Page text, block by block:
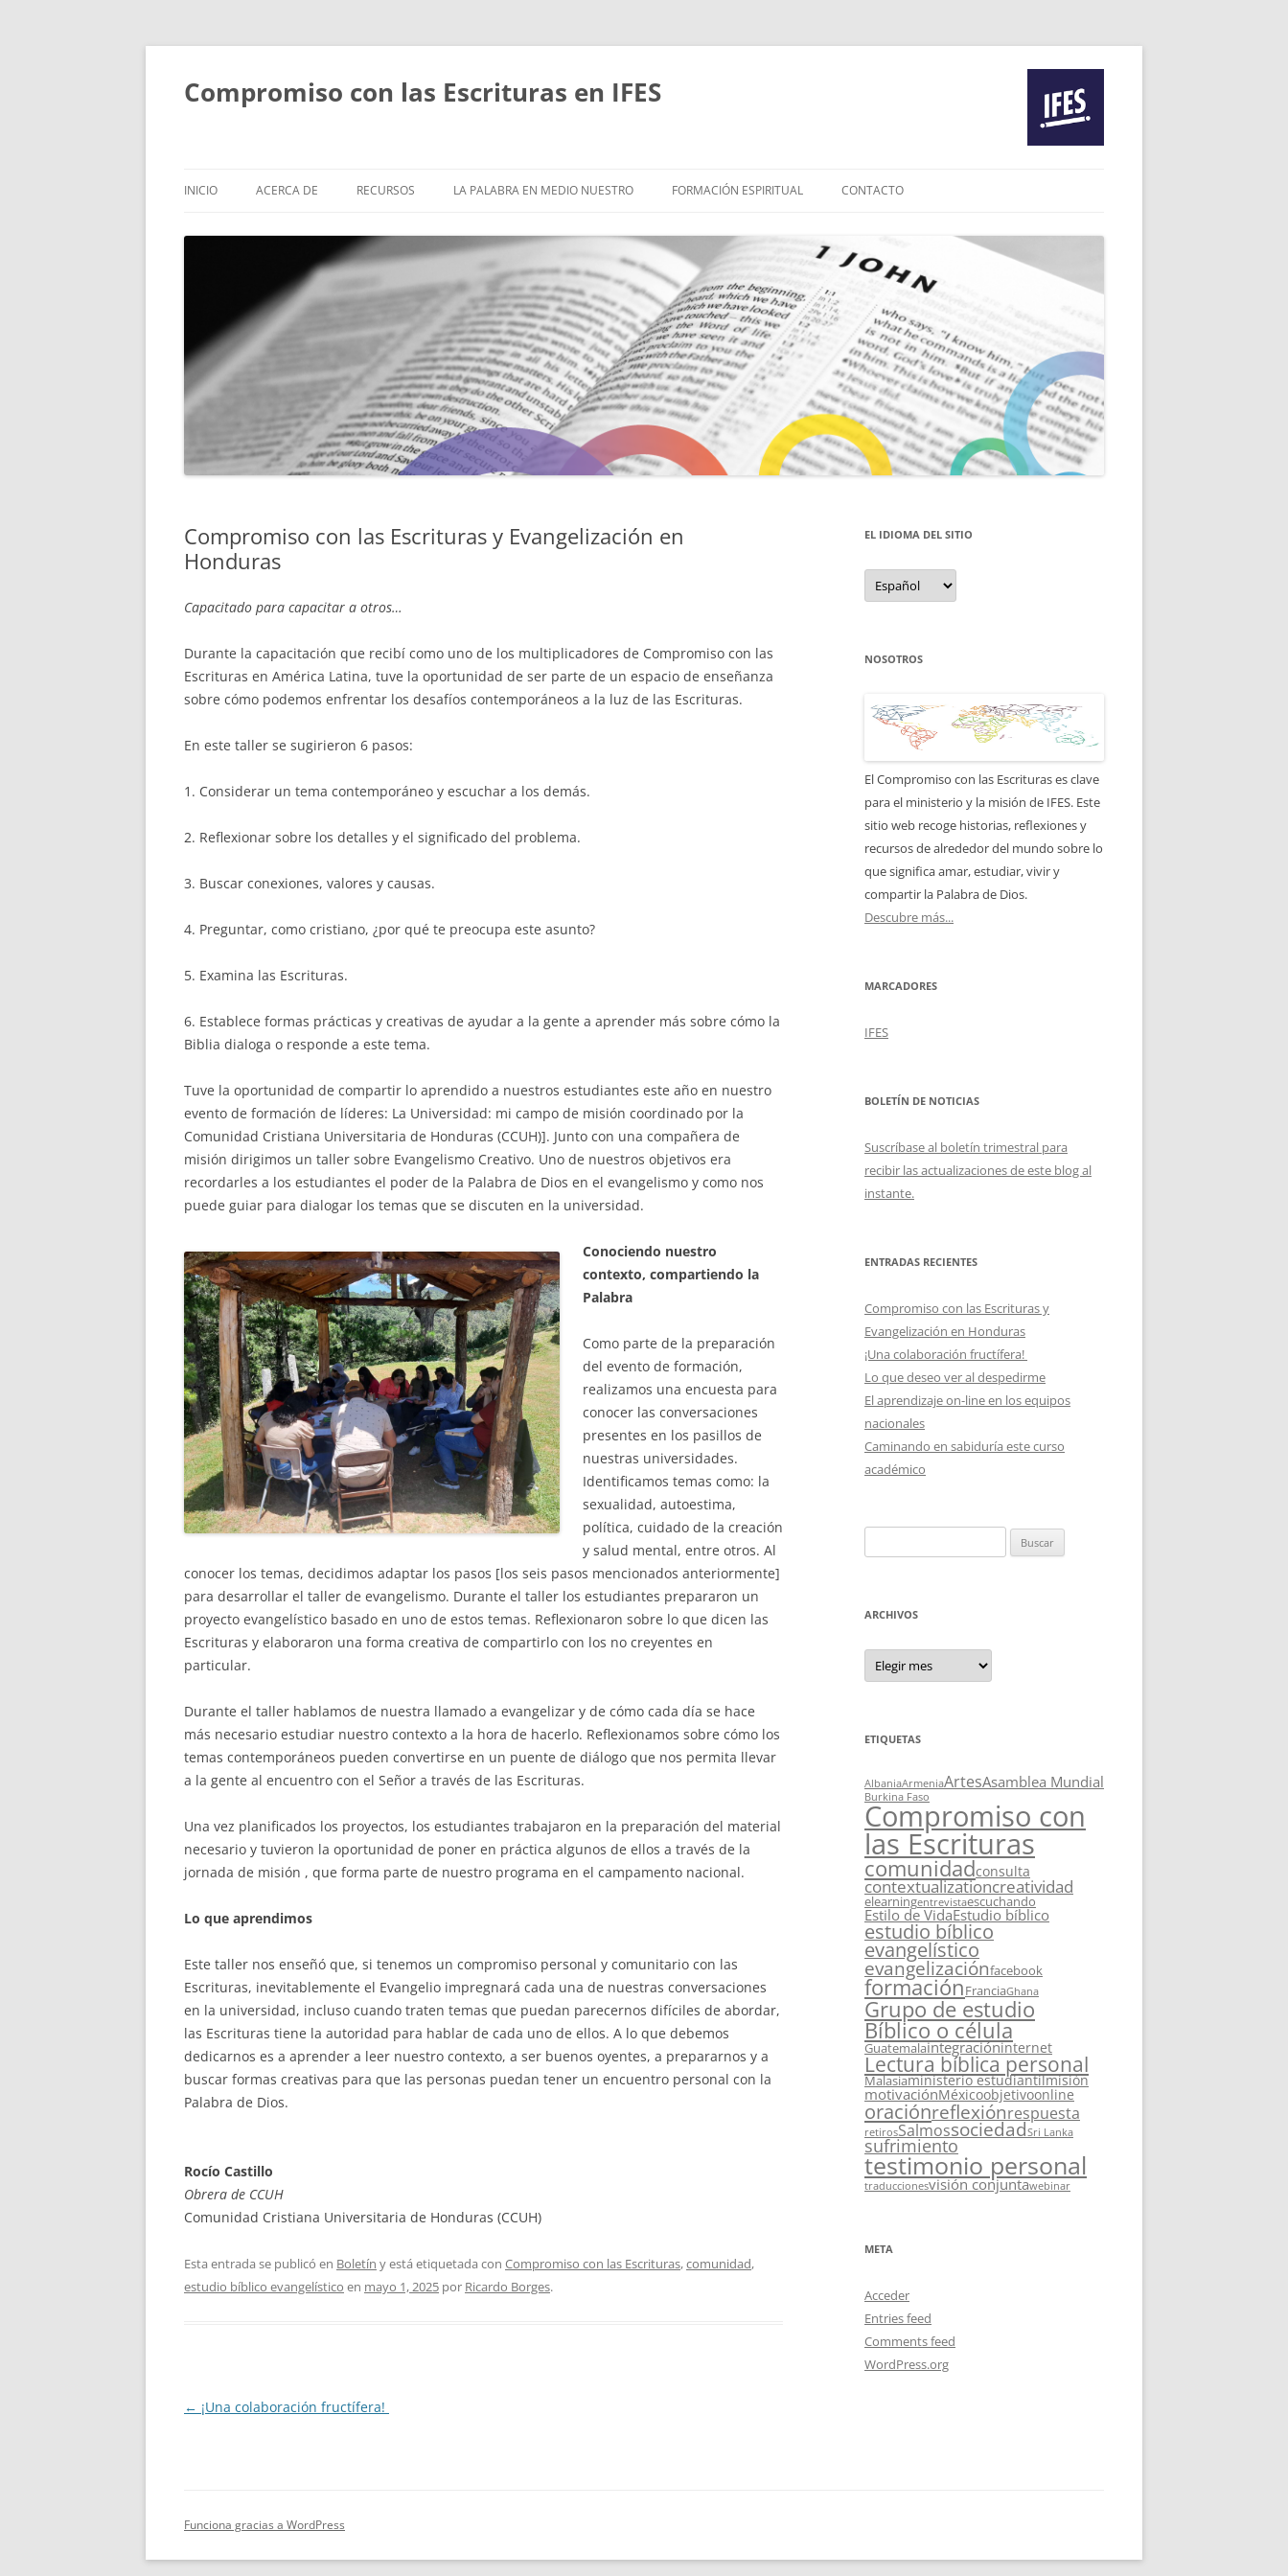
Compromiso con las Escrituras en IFES
INICIO ACERCA DE
PERSONAS
OBJETIVOS Y ACTIVIDADES
RECURSOS
SESIONES TEMÁTICAS Y ESTUDIOS
BÍBLICOS
ESTUDIOS BÍBLICOS EN GRUPOS
PEQUEÑOS
RETIROS Y REFLEXIÓN
MENTORÍA
LA PALABRA EN MEDIO NUESTRO FORMACIÓN ESPIRITUAL
HASTA QUE CRISTO SEA
FORMADO EN NOSOTROS
RITMOS REVITALIZANTES
RETIROS
CAMINANDO JUNTOS
CONTACTO
Compromiso con las Escrituras y Evangelización en
Honduras
Capacitado para capacitar a otros…
Durante la capacitación que recibí como uno de los multiplicadores de Compromiso con las
Escrituras en América Latina, tuve la oportunidad de ser parte de un espacio de enseñanza
sobre cómo podemos enfrentar los desafíos contemporáneos a la luz de las Escrituras.
En este taller se sugirieron 6 pasos:
1. Considerar un tema contemporáneo y escuchar a los demás.
2. Reflexionar sobre los detalles y el significado del problema.
3. Buscar conexiones, valores y causas.
4. Preguntar, como cristiano, ¿por qué te preocupa este asunto?
5. Examina las Escrituras.
6. Establece formas prácticas y creativas de ayudar a la gente a aprender más sobre cómo la
Biblia dialoga o responde a este tema.
Tuve la oportunidad de compartir lo aprendido a nuestros estudiantes este año en nuestro
evento de formación de líderes: La Universidad: mi campo de misión coordinado por la
Comunidad Cristiana Universitaria de Honduras (CCUH)]. Junto con una compañera de
misión dirigimos un taller sobre Evangelismo Creativo. Uno de nuestros objetivos era
recordarles a los estudiantes el poder de la Palabra de Dios en el evangelismo y como nos
puede guiar para dialogar los temas que se discuten en la universidad.
Conociendo nuestro
contexto, compartiendo la
Palabra
Como parte de la preparación
del evento de formación,
realizamos una encuesta para
conocer las conversaciones
presentes en los pasillos de
nuestras universidades.
Identificamos temas como: la
sexualidad, autoestima,
política, cuidado de la creación
y salud mental, entre otros. Al
conocer los temas, decidimos adaptar los pasos [los seis pasos mencionados anteriormente]
para desarrollar el taller de evangelismo. Durante el taller los estudiantes prepararon un
proyecto evangelístico basado en uno de estos temas. Reflexionaron sobre lo que dicen las
Escrituras y elaboraron una forma creativa de compartirlo con los no creyentes en
particular.
Durante el taller hablamos de nuestra llamado a evangelizar y de cómo cada día se hace
más necesario estudiar nuestro contexto a la hora de hacerlo. Reflexionamos sobre cómo los
temas contemporáneos pueden convertirse en un puente de diálogo que nos permita llevar
a la gente al encuentro con el Señor a través de las Escrituras.
Una vez planificados los proyectos, los estudiantes trabajaron en la preparación del material
necesario y tuvieron la oportunidad de poner en práctica algunos de ellos a través de la
jornada de misión , que forma parte de nuestro programa en el campamento nacional.
Lo que aprendimos
Este taller nos enseñó que, si tenemos un compromiso personal y comunitario con las
Escrituras, inevitablemente el Evangelio impregnará cada una de nuestras conversaciones
en la universidad, incluso cuando traten temas que puedan parecernos difíciles de abordar,
las Escrituras tiene la autoridad para hablar de cada uno de ellos. A lo que debemos
dedicarnos es a aprender a leer nuestro contexto, a ser buenos oyentes, a prepararnos y a
buscar formas creativas para que las personas puedan tener un encuentro personal con la
Palabra de Dios.
Rocío Castillo
Obrera de CCUH
Comunidad Cristiana Universitaria de Honduras (CCUH)
Esta entrada se publicó en Boletín y está etiquetada con Compromiso con las Escrituras,comunidad,
estudio bíblico evangelístico en mayo 1, 2025 por Ricardo Borges.
Navegación
← ¡Una colaboración fructífera!
EL IDIOMA DEL SITIO
el
idioma
del
NOSOTROS
El Compromiso con las Escrituras es clave
para el ministerio y la misión de IFES. Este
sitio web recoge historias, reflexiones y
recursos de alrededor del mundo sobre lo
que significa amar, estudiar, vivir y
compartir la Palabra de Dios.
Descubre más...
MARCADORES
IFES
BOLETÍN DE NOTICIAS
Suscríbase al boletín trimestral para
recibir las actualizaciones de este blog al
instante.
ENTRADAS RECIENTES
Compromiso con las Escrituras y
Evangelización en Honduras
¡Una colaboración fructífera!
Lo que deseo ver al despedirme
El aprendizaje on-line en los equipos
nacionales
Caminando en sabiduría este curso
académico
ARCHIVOS
Archivos
ETIQUETAS
AlbaniaArmeniaArtesAsamblea Mundial
Burkina Faso
Compromiso con
las Escrituras
comunidadconsulta
contextualizationcreatividad
elearningentrevistaescuchando
Estilo de VidaEstudio bíblico
estudio bíblico
evangelístico
evangelizaciónfacebook
formaciónFranciaGhana
Grupo de estudio
Bíblico o célula
Guatemalaintegracióninternet
Lectura bíblica personal
Malasiaministerio estudiantilmisión
motivaciónMéxicoobjetivoonline
oraciónreflexiónrespuesta
retirosSalmossociedadSri Lanka
sufrimiento
testimonio personal
traduccionesvisión conjuntawebinar
META
Acceder
Entries feed
Comments feed
WordPress.org
Funciona gracias a WordPress